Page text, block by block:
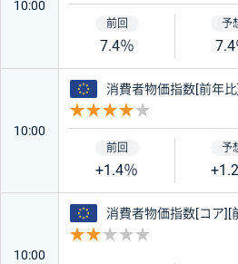
10:00
7.4％ 7.4
10:00
ユーロ
消費者物価指数[前年比]
+1.4％
10:00
ユーロ
消費者物価指数[コア][